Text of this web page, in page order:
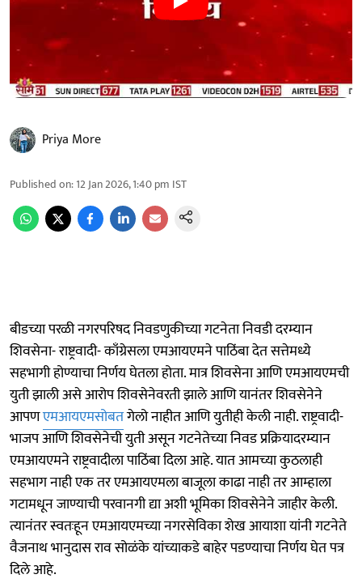
Priya More
Published on:12 Jan 2026, 1:40 pm IST
बीडच्या परळी नगरपरिषद निवडणुकीच्या गटनेता निवडी दरम्यान
शिवसेना- राष्ट्रवादी- काँग्रेसला एमआयएमने पाठिंबा देत सत्तेमध्ये
सहभागी होण्याचा निर्णय घेतला होता. मात्र शिवसेना आणि एमआयएमची
युती झाली असे आरोप शिवसेनेवरती झाले आणि यानंतर शिवसेनेने
आपणएमआयएमसोबतगेलो नाहीत आणि युतीही केली नाही. राष्ट्रवादी-
भाजप आणि शिवसेनेची युती असून गटनेतेच्या निवड प्रक्रियादरम्यान
एमआयएमने राष्ट्रवादीला पाठिंबा दिला आहे. यात आमच्या कुठलाही
सहभाग नाही एक तर एमआयएमला बाजूला काढा नाही तर आम्हाला
गटामधून जाण्याची परवानगी द्या अशी भूमिका शिवसेनेने जाहीर केली.
त्यानंतर स्वतःहून एमआयएमच्या नगरसेविका शेख आयाशा यांनी गटनेते
वैजनाथ भानुदास राव सोळंके यांच्याकडे बाहेर पडण्याचा निर्णय घेत पत्र
दिले आहे.